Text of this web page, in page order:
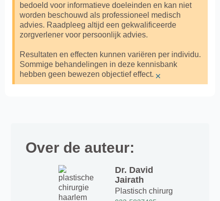
bedoeld voor informatieve doeleinden en kan niet
worden beschouwd als professioneel medisch
advies. Raadpleeg altijd een gekwalificeerde
zorgverlener voor persoonlijk advies.
Resultaten en effecten kunnen variëren per individu.
Sommige behandelingen in deze kennisbank
hebben geen bewezen objectief effect. ×
Over de auteur:
Dr. David
Jairath
Plastisch chirurg